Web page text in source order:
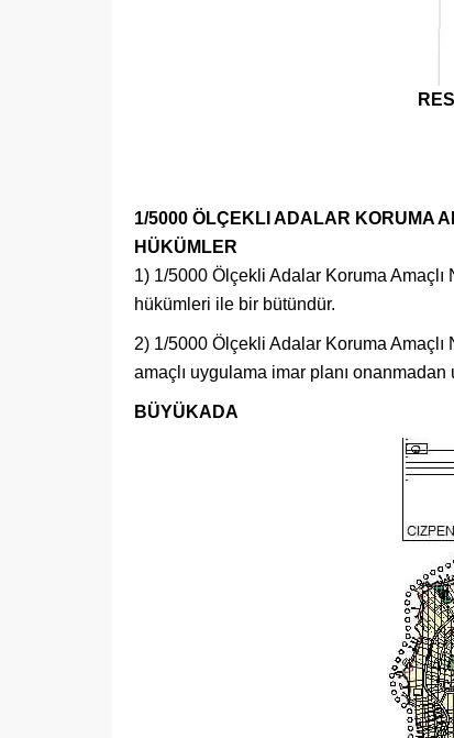
1/5000 ÖLÇEKLI ADALAR KORUMA
HÜKÜMLER
1) 1/5000 Ölçekli Adalar Koruma Amaçlı
hükümleri ile bir bütündür.
2) 1/5000 Ölçekli Adalar Koruma Amaçlı
amaçlı uygulama imar planı onanmadan
BÜYÜKADA